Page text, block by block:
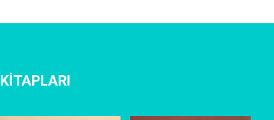
KİTAPLARI